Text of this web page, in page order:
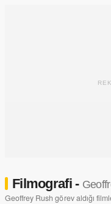
Filmografi -
Geoffrey Rush görev aldığı